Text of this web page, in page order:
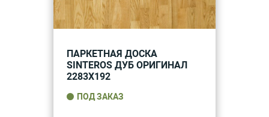
ПАРКЕТНАЯ ДОСКА
SINTEROS ДУБ ОРИГИНАЛ
2283Х192
ПОД ЗАКАЗ